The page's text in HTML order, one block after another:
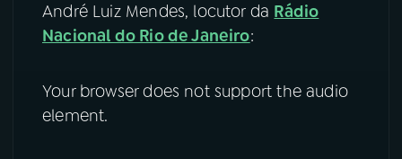
Instagram X
André Luiz Mendes, locutor da Rádio
Nacional do Rio de Janeiro:
Your browser does not support the audio
element.